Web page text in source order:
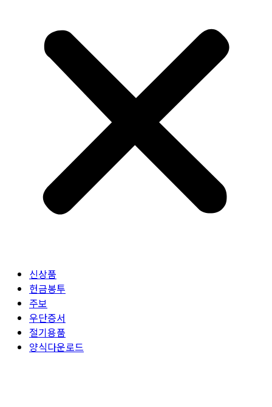
신상품
헌금봉투
주보
우단증서
절기용품
양식다운로드